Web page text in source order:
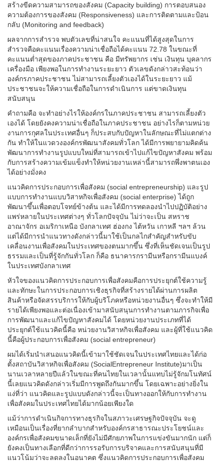
สร้างขีดความสามารถของสังคม (Capacity building) การตอบสนอง
ความต้องการของสังคม (Responsiveness) และการติดตามและป้อน
กลับ (Monitoring and feedback)
ผลจากการสำรวจ พบตัวเลขที่น่าสนใจ คะแนนที่ได้สูงสุดในการ
สำรวจคือคะแนนเรื่องความน่าเชื่อถือได้คะแนน 72.78 ในขณะที่
คะแนนต่ำสุดของภาคประชาชน คือ มีทรัพยากร เช่น เงินทุน บุคลากร
เครื่องมือ เพียงพอในการทำงานระยะยาว ตัวเลขดังกล่าวสะท้อนว่า
องค์กรภาคประชาชน ไม่สามารถเลี้ยงตัวเองได้ในระยะยาว แม้
ประชาชนจะให้ความเชื่อถือในการดำเนินการ แต่ขาดเงินทุน
สนับสนุน
คำถามคือ จะทำอย่างไรให้องค์กรในภาคประชาชน สามารถเลี้ยงตัว
เองได้ โดยยังคงความน่าเชื่อถือในภาคประชาชน อย่างไรก็ตามหน่วย
งานการกุศลในประเทศอื่นๆ ก็ประสบกับปัญหาในลักษณะที่ไม่แตกต่าง
กัน ทำให้ในแวดวงองค์กรพัฒนาสังคมทั่วโลก ได้มีการพยายามคิดค้น
พัฒนาการทำงานรูปแบบใหม่ที่สามารถเข้าไปแก้ไขปัญหาสังคม พร้อม
กับการสร้างความเข้มแข็งทำให้หน่วยงานเหล่านี้สามารถพึ่งพาตนเอง
ได้อย่างมั่งคง
แนวคิดการประกอบการเพื่อสังคม (social entrepreneurship) และรูป
แบบการทำงานแบบวิสาหกิจเพื่อสังคม (social enterprise) ได้ถูก
พัฒนาขึ้นเพื่อตอบโจทย์ข้างต้น และได้มีการทดลองนำไปปฏิบัติอย่าง
แพร่หลายในประเทศต่างๆ ทั่วโลกปัจจุบัน ไม่ว่าจะเป็น สหราช
อาณาจักร อเมริกาเหนือ บังกลาเทศ ฮ่องกง ไต้หวัน เกาหลี ฯลฯ ล้วน
แต่ได้มีการนำแนวทางดังกล่าวนี้มาใช้เป็นกลไกสำคัญสำหรับขับ
เคลื่อนงานเพื่อสังคมในประเทศของตนมากขึ้น ซึ่งที่เห็นชัดเจนเป็นรูป
ธรรมและเป็นที่รู้จักกันทั่วโลก ก็คือ ธนาคารกรามีนหรือกรามีนแบงค์
ในประเทศบังกลาเทศ
หัวใจของแนวคิดการประกอบการเพื่อสังคมคือการประยุกต์ใช้ความรู้
และทักษะในการประกอบการเชิงธุรกิจที่สร้างรายได้ผ่านการผลิต
สินค้าหรือจัดสรรบริการให้กับผู้บริโภคหรือหน่วยงานอื่นๆ ซึ่งจะทำให้มี
รายได้เพียงพอและต่อเนื่องเข้ามาสนับสนุนการทำงานตามภารกิจเพื่อ
การพัฒนาและแก้ไขปัญหาสังคมได้ โดยหน่วยงานประเภทที่ได้
ประยุกต์ใช้แนวคิดนี้คือ หน่วยงานวิสาหกิจเพื่อสังคม และผู้ที่ใช้แนวคิด
นี้คือผู้ประกอบการเพื่อสังคม (social entrepreneur)
ผมได้เริ่มนำเสนอแนวคิดนี้เข้ามาใช้ชัดเจนในประเทศไทยและได้ก่อ
ตั้งสถาบันวิสาหกิจเพื่อสังคม (SocialEntrepreneur Institute)มาเป็น
นานเวลาหลายปีแล้วในขณะที่คนไทยในเวลานั้นแทบไม่รู้จักมโนทัศน์
นี้เลยแนวคิดดังกล่าวเริ่มมีการพูดถึงกันมากขึ้น โดยเฉพาะอย่างยิ่งใน
แง่ที่ว่า แนวคิดและรูปแบบดังกล่าวนี้จะเป็นทางออกให้กับการทำงาน
เพื่อสังคมในประเทศไทยได้มากน้อยเพียงใด
แม้ว่าการดำเนินกิจการทางธุรกิจในสภาวะเศรษฐกิจปัจจุบัน จะดู
เหมือนเป็นเรื่องที่ยากลำบากสำหรับองค์กรสาธารณะประโยชน์และ
องค์กรเพื่อสังคมขนาดเล็กที่ยังไม่มีศักยภาพในการแข่งขันมากนัก แต่ก็
ยังคงเป็นทางเลือกที่ดีกว่าการรอรับการบริจาคและการสนับสนุนที่มี
แนวโน้มว่าจะลดลงในอนาคต ซึ่งแนวคิดการประกอบการเพื่อสังคม